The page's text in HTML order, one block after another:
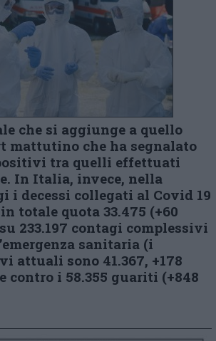
che si aggiunge a quello
mattutino che ha segnalato
tra quelli effettuati
In Italia, invece, nella
i decessi collegati al Covid 19
totale quota 33.475 (+60
233.197 contagi complessivi
sanitaria (i
attuali sono 41.367, +178
contro i 58.355 guariti (+848